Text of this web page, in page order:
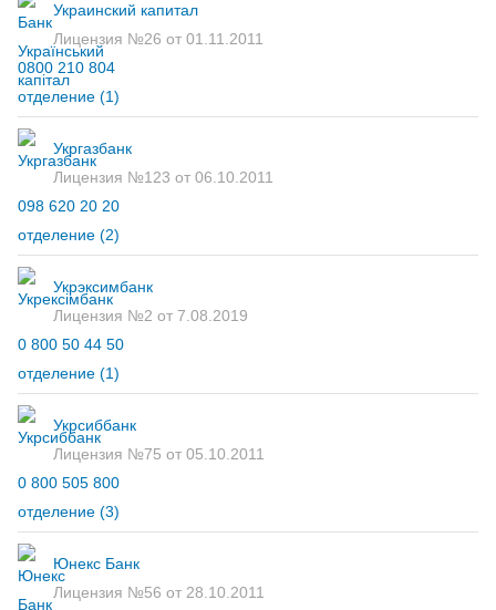
Украинский капитал
Лицензия №26 от 01.11.2011
0800 210 804
отделение (1)
Укргазбанк
Лицензия №123 от 06.10.2011
098 620 20 20
отделение (2)
Укрэксимбанк
Лицензия №2 от 7.08.2019
0 800 50 44 50
отделение (1)
Укрсиббанк
Лицензия №75 от 05.10.2011
0 800 505 800
отделение (3)
Юнекс Банк
Лицензия №56 от 28.10.2011